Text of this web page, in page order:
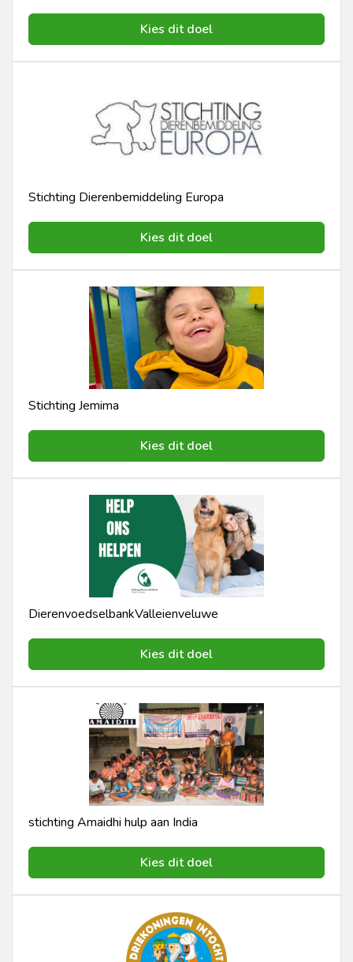
Kies dit doel
Stichting Dierenbemiddeling Europa
Kies dit doel
Stichting Jemima
Kies dit doel
DierenvoedselbankValleienveluwe
Kies dit doel
stichting Amaidhi hulp aan India
Kies dit doel